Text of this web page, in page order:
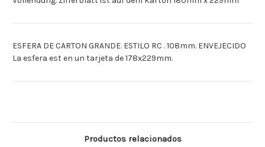
ESFERA DE CARTON GRANDE. ESTILO RC . 108mm. ENVEJECIDO
La esfera est en un tarjeta de 178x229mm.
Productos relacionados